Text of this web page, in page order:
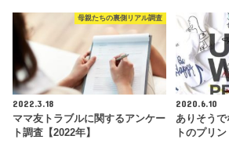
母親たちの裏側リアル調査
2022.3.18
ママ友トラブルに関するアンケー
ト調査【2022年】
2020.6.10
ありそう
トのプリ